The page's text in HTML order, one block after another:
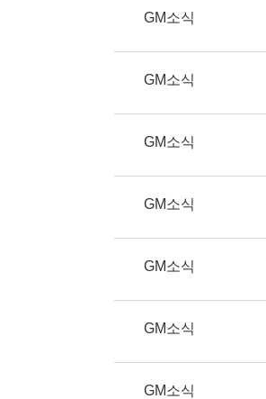
GM소식
GM소식
GM소식
GM소식
GM소식
GM소식
GM소식